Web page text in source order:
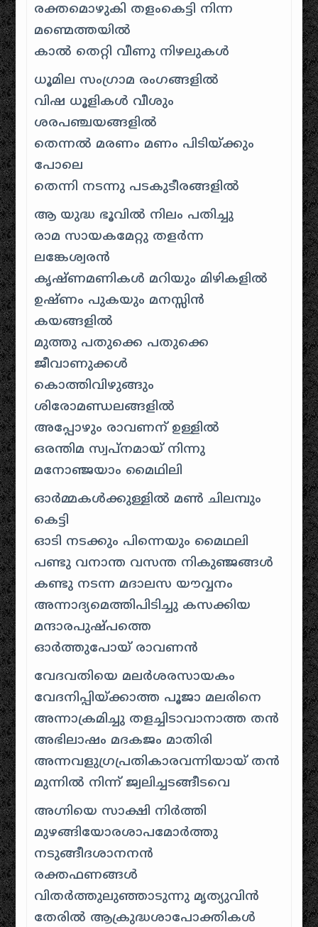
രക്തമൊഴുകി തളംകെട്ടി നിന്ന
മണ്മെത്തയിൽ
കാൽ തെറ്റി വീണു നിഴലുകൾ
ധൂമില സംഗ്രാമ രംഗങ്ങളിൽ
വിഷ ധൂളികൾ വീശും
ശരപഞ്ചയങ്ങളിൽ
തെന്നൽ മരണം മണം പിടിയ്ക്കും
പോലെ
തെന്നി നടന്നു പടകുടീരങ്ങളിൽ
ആ യുദ്ധ ഭൂവിൽ നിലം പതിച്ചു
രാമ സായകമേറ്റു തളർന്ന
ലങ്കേശ്വരൻ
കൃഷ്ണമണികൾ മറിയും മിഴികളിൽ
ഉഷ്ണം പുകയും മനസ്സിൻ
കയങ്ങളിൽ
മുത്തു പതുക്കെ പതുക്കെ
ജീവാണുക്കൾ
കൊത്തിവിഴുങ്ങും
ശിരോമണ്ഡലങ്ങളിൽ
അപ്പോഴും രാവണന് ഉള്ളിൽ
ഒരന്തിമ സ്വപ്നമായ് നിന്നു
മനോഞ്ജയാം മൈഥിലി
ഓർമ്മകൾക്കുള്ളിൽ മൺ ചിലമ്പും
കെട്ടി
ഓടി നടക്കും പിന്നെയും മൈഥലി
പണ്ടു വനാന്ത വസന്ത നികുഞ്ജങ്ങൾ
കണ്ടു നടന്ന മദാലസ യൗവ്വനം
അന്നാദ്യമെത്തിപിടിച്ചു കസക്കിയ
മന്ദാരപുഷ്പത്തെ
ഓർത്തുപോയ് രാവണൻ
വേദവതിയെ മലർശരസായകം
വേദനിപ്പിയ്ക്കാത്ത പൂജാ മലരിനെ
അന്നാക്രമിച്ചു തളച്ചിടാവാനാത്ത തൻ
അഭിലാഷം മദകജം മാതിരി
അന്നവളുഗ്രപ്രതികാരവന്നിയായ് തൻ
മുന്നിൽ നിന്ന് ജ്വലിച്ചടങ്ങീടവെ
അഗ്നിയെ സാക്ഷി നിർത്തി
മുഴങ്ങിയോരശാപമോർത്തു
നടുങ്ങീദശാനനൻ
രക്തഫണങ്ങൾ
വിതർത്തുലുഞ്ഞാടുന്നു മൃത്യുവിൻ
തേരിൽ ആക്രുദ്ധശാപോക്തികൾ